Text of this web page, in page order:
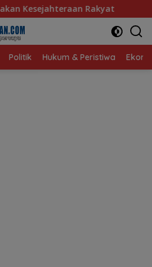
Baru 10 Persen, Aktivasi
Politik Hukum & Peristiwa